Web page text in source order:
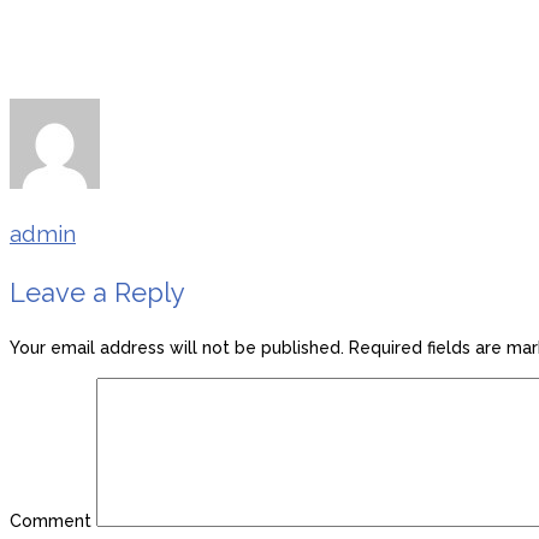
admin
Leave a Reply
Your email address will not be published. Required fields are
Comment